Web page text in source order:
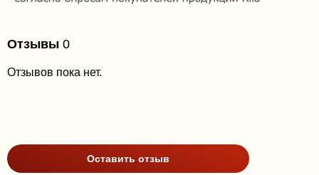
Отзывы 0
Отзывов пока нет.
Оставить отзыв